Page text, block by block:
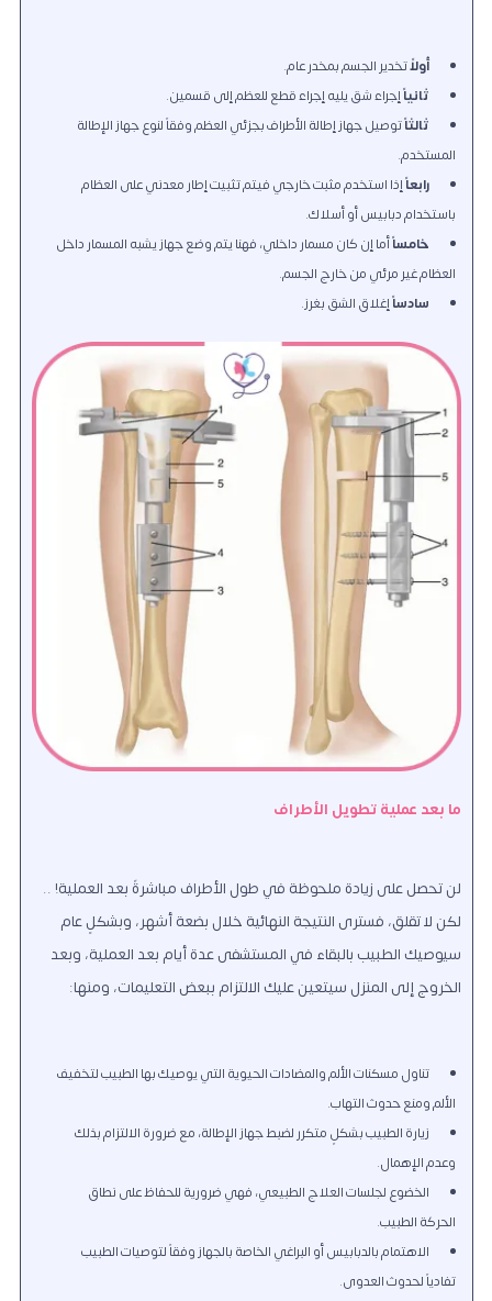
أولاًتخدير الجسم بمخدر عام.
ثانياًإجراء شق يليه إجراء قطع للعظم إلى قسمين.
ثالثاًتوصيل جهاز إطالة الأطراف بجزئي العظم وفقاً لنوع جهاز الإطالة
المستخدم.
رابعاًإذا استخدم مثبت خارجي فيتم تثبيت إطار معدني على العظام
باستخدام دبابيس أو أسلاك.
خامساًأما إن كان مسمار داخلي، فهنا يتم وضع جهاز يشبه المسمار داخل
العظام غير مرئي من خارج الجسم.
سادساًإغلاق الشق بغرز.
ما بعد عملية تطويل الأطراف
لن تحصل على زيادة ملحوظة في طول الأطراف مباشرةً بعد العملية! ..
لكن لا تقلق، فسترى النتيجة النهائية خلال بضعة أشهر، وبشكلٍ عام
سيوصيك الطبيب بالبقاء في المستشفى عدة أيام بعد العملية، وبعد
الخروج إلى المنزل سيتعين عليك الالتزام ببعض التعليمات، ومنها:
تناول مسكنات الألم والمضادات الحيوية التي يوصيك بها الطبيب لتخفيف
الألم ومنع حدوث التهاب.
زيارة الطبيب بشكلٍ متكرر لضبط جهاز الإطالة، مع ضرورة الالتزام بذلك
وعدم الإهمال.
الخضوع لجلسات العلاج الطبيعي، فهي ضرورية للحفاظ على نطاق
الحركة الطبيب.
الاهتمام بالدبابيس أو البراغي الخاصة بالجهاز وفقاً لتوصيات الطبيب
تفادياً لحدوث العدوى.